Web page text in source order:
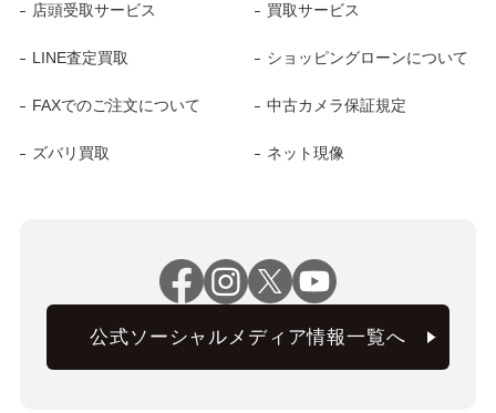
店頭受取サービス 買取サービス
LINE査定買取 ショッピングローンについて
FAXでのご注文について 中古カメラ保証規定
ズバリ買取 ネット現像
公式ソーシャルメディア情報一覧へ